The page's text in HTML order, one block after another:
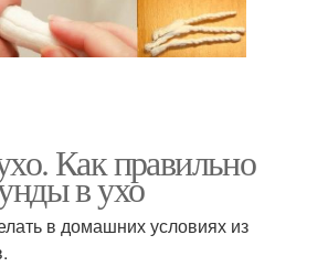
Как правильно
в ухо
в домашних условиях из